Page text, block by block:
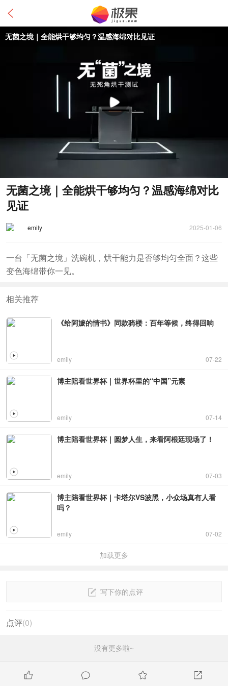
无菌之境｜全能烘干够均匀？温感海绵对比
见证
emily 2025-01-06
一台「无菌之境」洗碗机，烘干能力是否够均匀全面？这些
变色海绵带你一见。
相关推荐
《给阿嬷的情书》同款骑楼：百年等候，终得回响
emily 07-22
博主陪看世界杯｜世界杯里的“中国”元素
emily 07-14
博主陪看世界杯｜圆梦人生，来看阿根廷现场了！
emily 07-03
博主陪看世界杯｜卡塔尔VS波黑，小众场真有人看
吗？
emily 07-02
加载更多
写下你的点评
点评(0)
没有更多啦~